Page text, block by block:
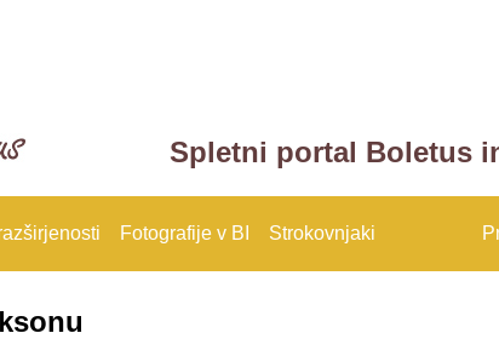
Spletni portal Boletus
Fotografije v BI Strokovnjaki